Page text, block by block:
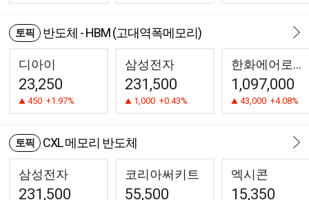
토픽 반도체 - HBM (고대역폭메모리)
디아이
23,250
450 +1.97%
삼성전자
231,500
1,000 +0.43%
한화에어로스페이스
1,097,000
43,000 +4.08%
토픽 CXL 메모리 반도체
삼성전자
231,500
코리아써키트
55,500
엑시콘
15,350